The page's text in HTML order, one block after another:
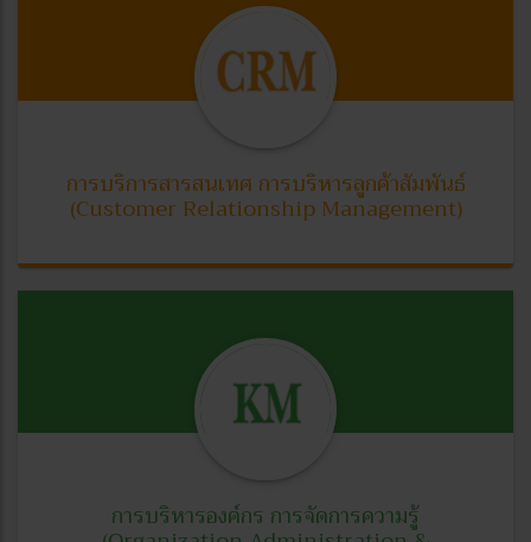
การบริการสารสนเทศ การบริหารลูกค้าสัมพันธ์
(Customer Relationship Management)
การบริหารองค์กร การจัดการความรู้